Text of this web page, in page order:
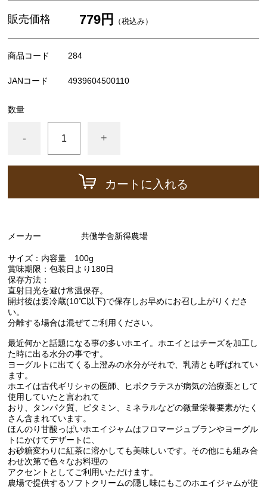
その他の食品（仕入品など）
チーズが美味しい紅茶
出版物など
販売価格 779円 （税込み）
商品コード 284
JANコード 4939604500110
数量
- +
カートに入れる
メーカー 共働学舎新得農場
サイズ：内容量 100g
賞味期限：包装日より180日
保存方法：
直射日光を避け常温保存。
開封後は要冷蔵(10℃以下)で保存しお早めにお召し上がりくださ
い。
分離する場合は混ぜてご利用ください。
最近何かと話題になる事の多いホエイ。ホエイとはチーズを加工し
た時に出る水分の事です。
ヨーグルトに出てくる上澄みの水分がそれで、乳清とも呼ばれてい
ます。
ホエイは古代ギリシャの医師、ヒポクラテスが病気の治療薬として
使用していたと言われて
おり、タンパク質、ビタミン、ミネラルなどの微量栄養要素がたく
さん含まれています。
ほんのり甘酸っぱいホエイジャムはフロマージュブランやヨーグル
トにかけてデザートに、
お砂糖変わりに紅茶に溶かしても美味しいです。その他にも組み合
わせ次第で色々なお料理の
アクセントとしてご利用いただけます。
農場で提供するソフトクリームの隠し味にもこのホエイジャムが使